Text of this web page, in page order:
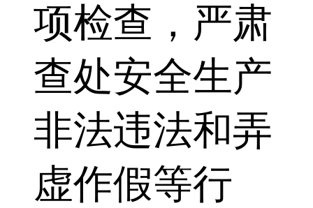
项检查，严肃
查处安全生产
非法违法和弄
虚作假等行